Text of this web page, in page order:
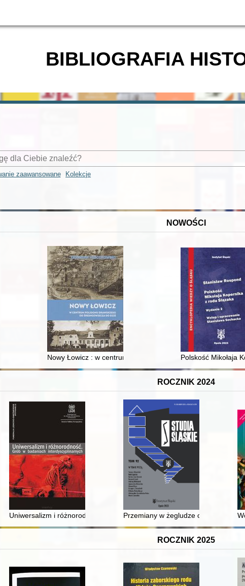
BIBLIOGRAFIA
zaawansowane Kolekcje
NOWOŚCI
: prestiż finansowy i towarzyski lokalnego mieszczaństwa w 2. poł. XIX
Nowy Łowicz : w centrum poligonu drawskiego odPolskość Mikołaja
ROCZNIK 2024
: administracja : kościoły : gospodarka : religie : osadnictwo
Uniwersalizm i różnorodność : grób w badaniach interdyscyplinarnych :
Przemiany w żegludze odrzańskiej w
ROCZNIK 2025